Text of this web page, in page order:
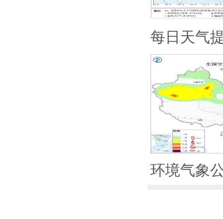
每日天气
环境气象